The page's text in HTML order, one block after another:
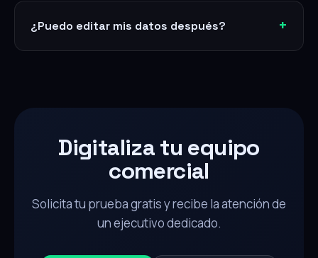
¿Puedo editar mis datos después?
Digitaliza tu equipo
comercial
Solicita tu prueba gratis y recibe la atención de
un ejecutivo dedicado.